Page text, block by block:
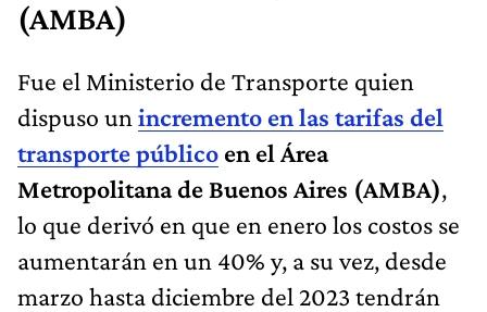
(AMBA)
Fue el Ministerio de Transporte quien
dispuso un incremento en las tarifas del
transporte público en el Área
Metropolitana de Buenos Aires (AMBA),
lo que derivó en que en enero los costos se
aumentarán en un 40% y, a su vez, desde
marzo hasta diciembre del 2023 tendrán